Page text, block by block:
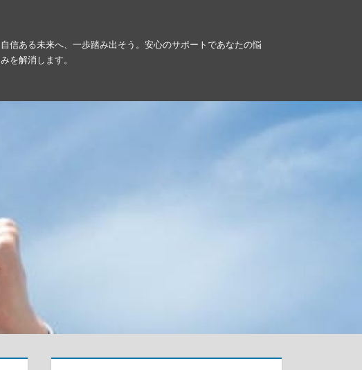
自信ある未来へ、一歩踏み出そう。安心のサポートであなたの悩
みを解消します。